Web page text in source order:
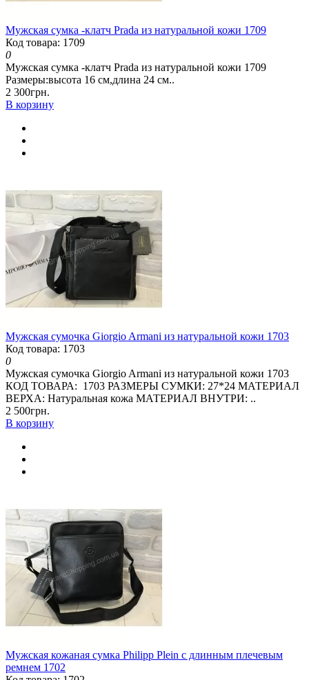
Мужская сумка -клатч Prada из натуральной кожи 1709
Код товара: 1709
0
Мужская сумка -клатч Prada из натуральной кожи 1709
Размеры:высота 16 см,длина 24 см..
2 300грн.
В корзину
Мужская сумочка Giorgio Armani из натуральной кожи 1703
Код товара: 1703
0
Мужская сумочка Giorgio Armani из натуральной кожи 1703
КОД ТОВАРА: 1703 РАЗМЕРЫ СУМКИ: 27*24 МАТЕРИАЛ
ВЕРХА: Натуральная кожа МАТЕРИАЛ ВНУТРИ: ..
2 500грн.
В корзину
Мужская кожаная сумка Philipp Plein с длинным плечевым
ремнем 1702